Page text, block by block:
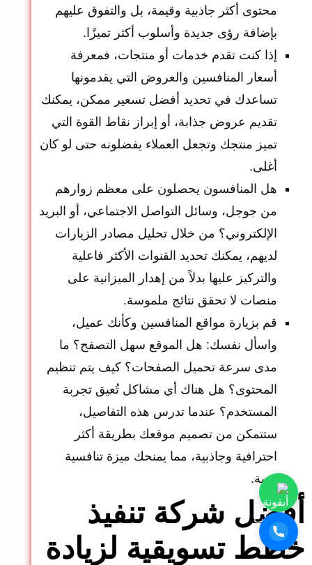
محتوى أكثر جاذبية وقيمة، بل والتفوق عليهم
بإضافة رؤى جديدة وأسلوب أكثر تميزًا.
إذا كنت تقدم خدمات أو منتجات، فمعرفة
أسعار المنافسين والعروض التي يقدمونها
تساعدك في تحديد أفضل تسعير ممكن، يمكنك
تقديم عروض جذابة، أو إبراز نقاط القوة التي
تميز منتجك وتجعل العملاء يفضلونه حتى لو كان
أغلى.
هل المنافسون يحصلون على معظم زوارهم
من جوجل، وسائل التواصل الاجتماعي، أو البريد
الإلكتروني؟ من خلال تحليل مصادر الزيارات
لديهم، يمكنك تحديد القنوات الأكثر فاعلية
والتركيز عليها بدلاً من إهدار الميزانية على
منصات لا تحقق نتائج ملموسة.
قم بزيارة مواقع المنافسين وكأنك عميل،
واسأل نفسك: هل الموقع سهل التصفح؟ ما
مدى سرعة تحميل الصفحات؟ كيف يتم تنظيم
المحتوى؟ هل هناك أي مشاكل تُعيق تجربة
المستخدم؟ عندما تدرس هذه التفاصيل،
ستتمكن من تصميم موقعك بطريقة أكثر
احترافية وجاذبية، مما يمنحك ميزة تنافسية
قوية.
أفضل شركة تنفيذ
خطط تسويقية لزيادة